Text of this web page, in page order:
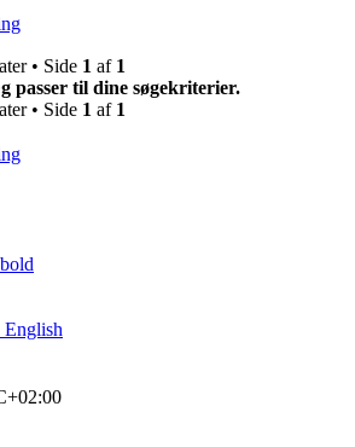
• Side 1 af 1
passer til dine søgekriterier.
• Side 1 af 1